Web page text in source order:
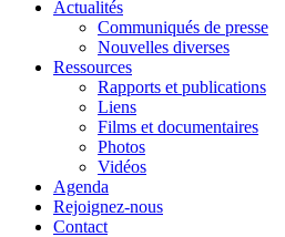
Actualités
Communiqués de presse
Nouvelles diverses
Ressources
Rapports et publications
Liens
Films et documentaires
Photos
Vidéos
Agenda
Rejoignez-nous
Contact